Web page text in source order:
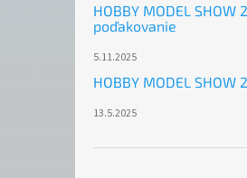
HOBBY MODEL SHOW
poďakovanie
5.11.2025
HOBBY MODEL SHOW
13.5.2025